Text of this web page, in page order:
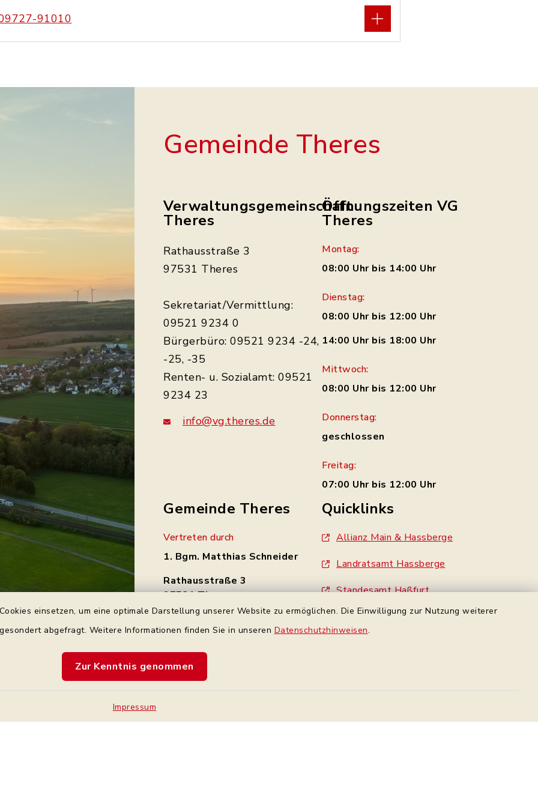
einsetzen, um eine optimale Darstellung unserer Website zu ermöglichen. Die Einwilligung zur Nutzung weiterer
abgefragt. Weitere Informationen finden Sie in unseren Datenschutzhinweisen.
Zur Kenntnis genommen
Impressum
91010
Gemeinde Theres
Verwaltungsgemeinschaft
Theres
Rathausstraße 3
97531 Theres
Sekretariat/Vermittlung:
09521 9234 0
Bürgerbüro: 09521 9234 -24,
-25, -35
Renten- u. Sozialamt: 09521
9234 23
info@vg.theres.de
Öffnungszeiten VG
Theres
Montag:
08:00 Uhr bis 14:00 Uhr
Dienstag:
08:00 Uhr bis 12:00 Uhr
14:00 Uhr bis 18:00 Uhr
Mittwoch:
08:00 Uhr bis 12:00 Uhr
Donnerstag:
geschlossen
Freitag:
07:00 Uhr bis 12:00 Uhr
Gemeinde Theres
Vertreten durch
1. Bgm. Matthias Schneider
Rathausstraße 3
97531 Theres
Tel.: 0 95 21 / 92 34 - 0
gemeinde@theres.de
Quicklinks
Allianz Main & Hassberge
Landratsamt Hassberge
Standesamt Haßfurt
Gemeinde Wonfurt